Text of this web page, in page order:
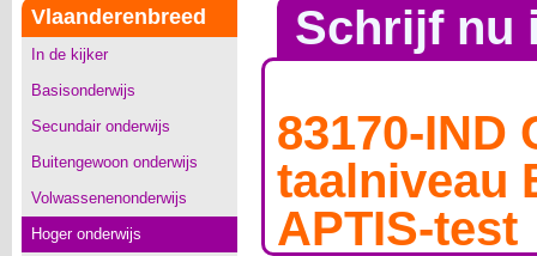
Vlaanderenbreed
In de kijker
Basisonderwijs
Secundair onderwijs
Buitengewoon onderwijs
Volwassenenonderwijs
Hoger onderwijs
Schrijf nu
83170-IND
taalniveau
APTIS-test